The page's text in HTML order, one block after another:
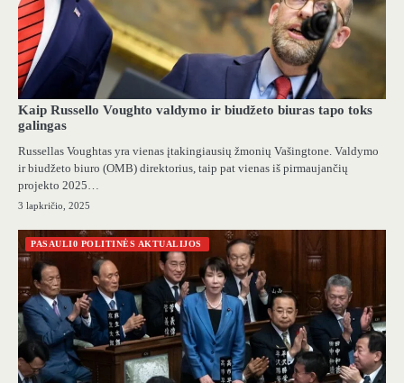
Kaip Russello Voughto valdymo ir biudžeto biuras tapo toks
galingas
Russellas Voughtas yra vienas įtakingiausių žmonių Vašingtone. Valdymo
ir biudžeto biuro (OMB) direktorius, taip pat vienas iš pirmaujančių
projekto 2025…
3 lapkričio, 2025
PASAULI0 POLITINĖS AKTUALIJOS